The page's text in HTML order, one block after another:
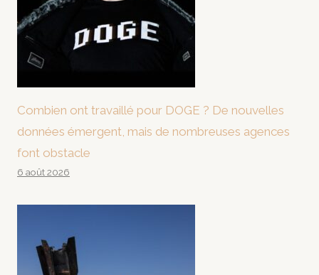
Combien ont travaillé pour DOGE ? De nouvelles
données émergent, mais de nombreuses agences
font obstacle
6 août 2026